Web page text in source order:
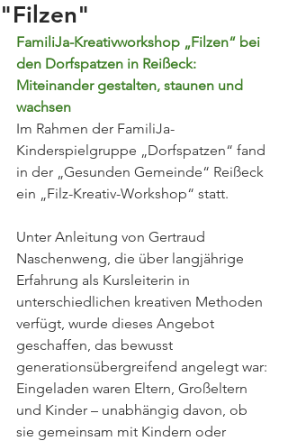
"Filzen"
FamiliJa-Kreativworkshop „Filzen“ bei
den Dorfspatzen in Reißeck:
Miteinander gestalten, staunen und
wachsen
Im Rahmen der FamiliJa-
Kinderspielgruppe „Dorfspatzen“ fand
in der „Gesunden Gemeinde“ Reißeck
ein „Filz-Kreativ-Workshop“ statt.
Unter Anleitung von Gertraud
Naschenweng, die über langjährige
Erfahrung als Kursleiterin in
unterschiedlichen kreativen Methoden
verfügt, wurde dieses Angebot
geschaffen, das bewusst
generationsübergreifend angelegt war:
Eingeladen waren Eltern, Großeltern
und Kinder – unabhängig davon, ob
sie gemeinsam mit Kindern oder